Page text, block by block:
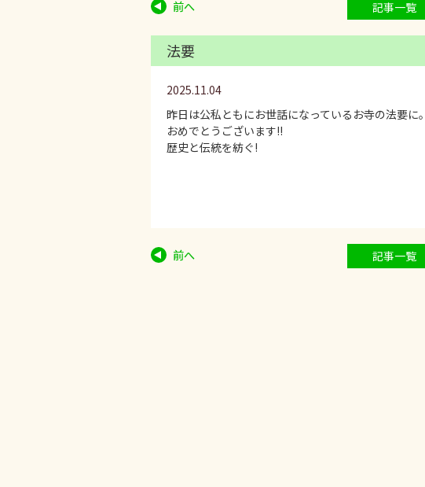
前へ 記事一覧
法要
2025.11.04
昨日は公私ともにお世話になっているお寺の法要に。
おめでとうございます!!
歴史と伝統を紡ぐ!
前へ 記事一覧